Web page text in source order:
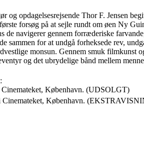
og opdagelsesrejsende Thor F. Jensen
forsøg på at sejle rundt om øen Ny
de navigerer gennem forræderiske
sammen for at undgå forheksede rev,
monsun. Gennem smuk filmkunst
og det ubrydelige bånd mellem
:
København. (UDSOLGT)
Cinemateket, København.